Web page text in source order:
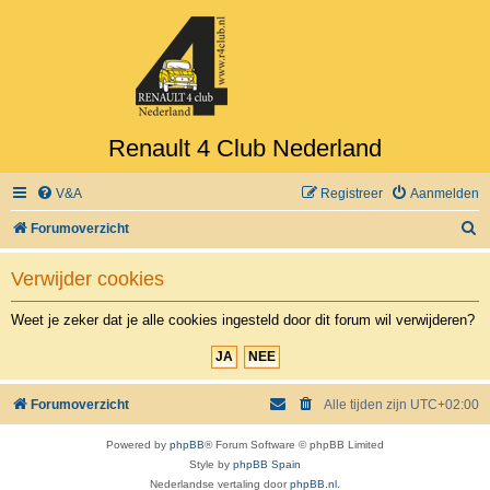
Renault 4 Club Nederland
V&A Aanmelden
Registreer
Forumoverzicht
o
Verwijder cookies
Weet je zeker dat je alle cookies ingesteld door dit forum wil verwijderen?
Forumoverzicht Alle tijden zijn UTC+02:00
Powered by phpBB® Forum Software © phpBB Limited
Style by phpBB Spain
Nederlandse vertaling doorphpBB.nl